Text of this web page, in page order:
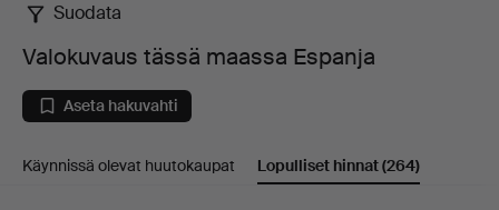
Valokuvaus
tässä
maassa
Espanja
Suodata
Valokuvaus tässä maassa Espanja
Aseta hakuvahti
Käynnissä olevat huutokaupat Lopulliset hinnat(264)